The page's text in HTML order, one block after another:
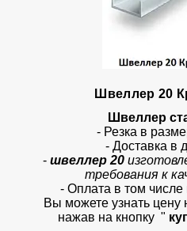
Швеллер 20
Швеллер
- Резка в
- Доставка в
- швеллер 20
требования к
- Оплата в том числе
Вы можете узнать
нажав на кнопку "